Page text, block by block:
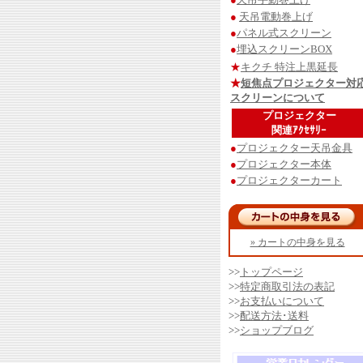
● 天吊電動巻上げ
●パネル式スクリーン
●埋込スクリーンBOX
★キクチ 特注上黒延長
★短焦点プロジェクター対
スクリーンについて
プロジェクター
関連ｱｸｾｻﾘｰ
●プロジェクター天吊金具
●プロジェクター本体
●プロジェクターカート
» カートの中身を見る
>> トップページ
>>特定商取引法の表記
>>お支払いについて
>>配送方法･送料
>>ショップブログ